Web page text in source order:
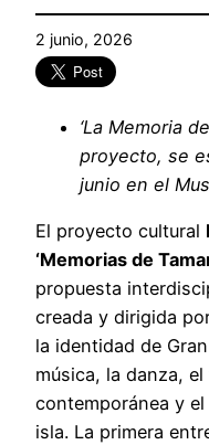
2 junio, 2026
‘La Memoria
proyecto, se
junio en el
El proyecto cultural
‘Memorias de
propuesta
creada y dirigida
la identidad de
música, la danza,
contemporánea y
isla. La primera